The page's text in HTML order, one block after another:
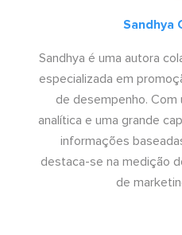
Sandhya
Sandhya é uma autora
especializada em
de desempenho.
analítica e uma grande
informações
destaca-se na medição
de